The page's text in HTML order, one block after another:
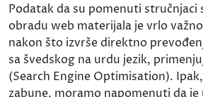
Podatak da su pomenuti stručnjaci
obradu web materijala je vrlo
nakon što izvrše direktno
sa švedskog na urdu jezik,
(Search Engine Optimisation).
zabune, moramo napomenuti da